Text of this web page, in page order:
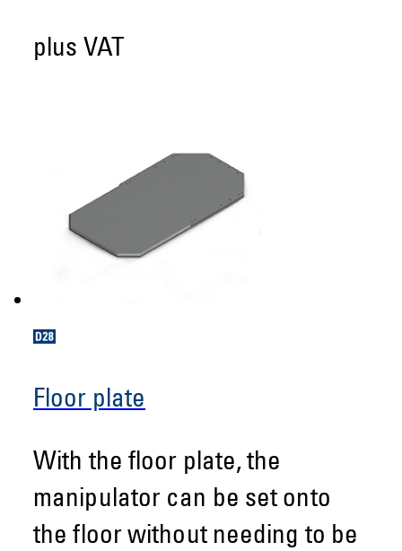
plus VAT
Floor plate
With the floor plate, the
manipulator can be set onto
the floor without needing to be